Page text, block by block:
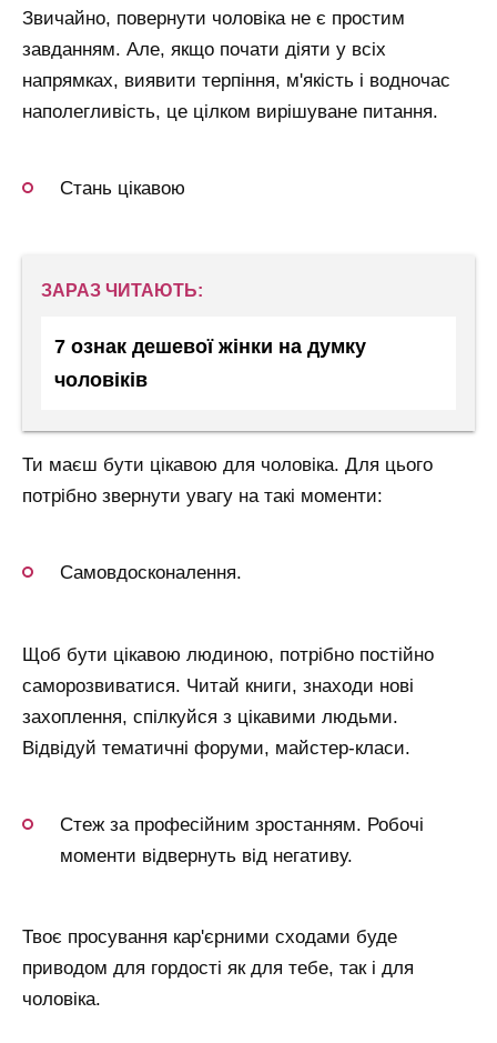
Звичайно, повернути чоловіка не є простим
завданням. Але, якщо почати діяти у всіх
напрямках, виявити терпіння, м'якість і водночас
наполегливість, це цілком вирішуване питання.
Стань цікавою
ЗАРАЗ ЧИТАЮТЬ:
7 ознак дешевої жінки на думку
чоловіків
Ти маєш бути цікавою для чоловіка. Для цього
потрібно звернути увагу на такі моменти:
Самовдосконалення.
Щоб бути цікавою людиною, потрібно постійно
саморозвиватися. Читай книги, знаходи нові
захоплення, спілкуйся з цікавими людьми.
Відвідуй тематичні форуми, майстер-класи.
Стеж за професійним зростанням. Робочі
моменти відвернуть від негативу.
Твоє просування кар'єрними сходами буде
приводом для гордості як для тебе, так і для
чоловіка.